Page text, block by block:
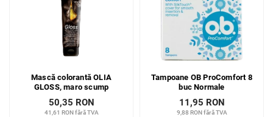
Mască colorantă OLIA
GLOSS, maro scump
41,61 RON fără TVA
50,35 RON
Tampoane OB ProComfort 8
buc Normale
9,88 RON fără TVA
11,95 RON